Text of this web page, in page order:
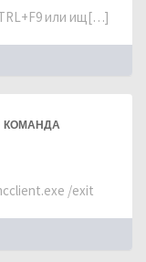
или ищ[…]
КОМАНДА
/exit